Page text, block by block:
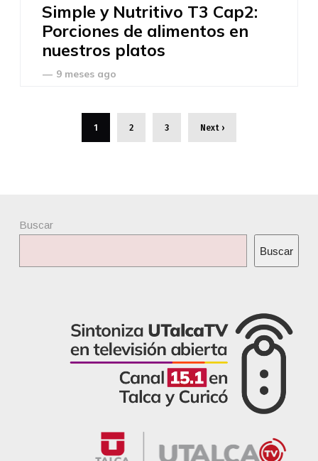
Simple y Nutritivo T3 Cap2:
Porciones de alimentos en
nuestros platos
— 9 meses ago
1 2 3 Next ›
Buscar
Buscar